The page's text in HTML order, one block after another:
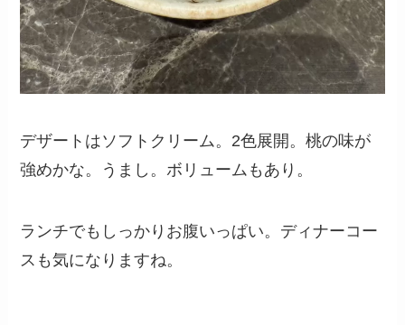
デザートはソフトクリーム。2色展開。桃の味が
強めかな。うまし。ボリュームもあり。
ランチでもしっかりお腹いっぱい。ディナーコー
スも気になりますね。